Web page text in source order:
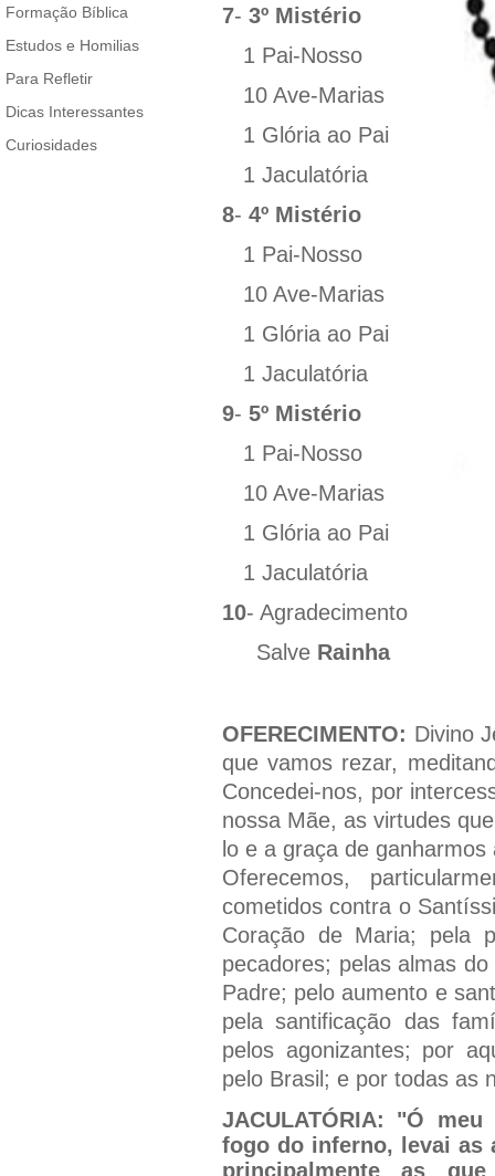
Formação Bíblica
Estudos e Homilias
Para Refletir
Dicas Interessantes
Curiosidades
7- 3º Mistério
1 Pai-Nosso
10 Ave-Marias
1 Glória ao Pai
1 Jaculatória
8- 4º Mistério
1 Pai-Nosso
10 Ave-Marias
1 Glória ao Pai
1 Jaculatória
9- 5º Mistério
1 Pai-Nosso
10 Ave-Marias
1 Glória ao Pai
1 Jaculatória
10- Agradecimento
SalveRainha
OFERECIMENTO: Divino
que vamos rezar,
Concedei-nos, por
nossa Mãe, as virtudes
lo e a graça de
Oferecemos,
cometidos contra o
Coração de Maria; pela
pecadores; pelas almas
Padre; pelo aumento e
pela santificação das
pelos agonizantes; por
pelo Brasil; e por todas as
JACULATÓRIA:
"Ó meu
fogo do inferno, levai as
principalmente as